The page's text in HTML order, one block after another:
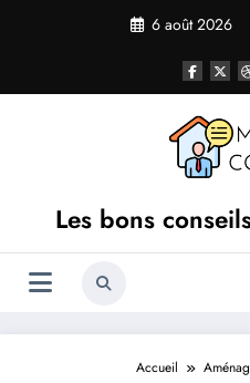
6 août 2026
Les bons
Accueil